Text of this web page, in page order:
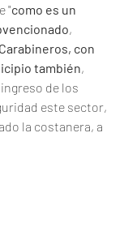
"como es un
,
con
también,
de los
este sector,
la costanera, a